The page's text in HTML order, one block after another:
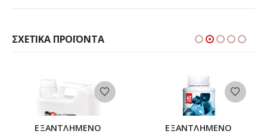
ΣΧΕΤΙΚΆ ΠΡΟΪΌΝΤΑ
ΕΞΑΝΤΛΗΜΈΝΟ ΕΞΑΝΤΛΗΜΈΝΟ